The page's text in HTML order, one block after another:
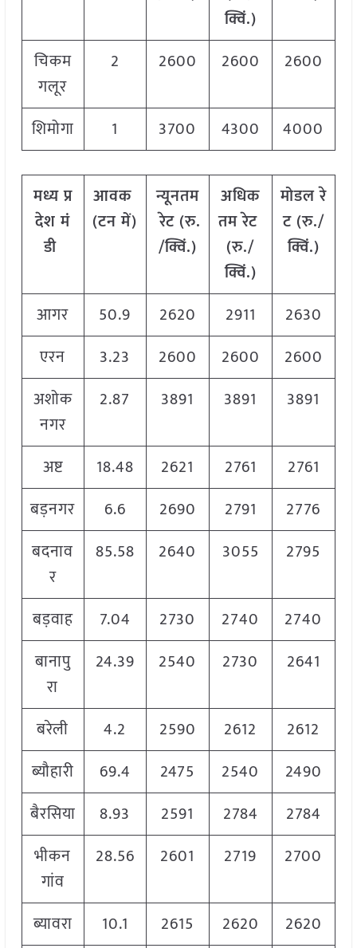
क्विं.)
चिकम
गलूर
2 2600 2600 2600
शिमोगा 1 3700 4300 4000
मध्यप्र
देश मं
डी
आवक
(टन में)
न्यूनतम
रेट(रु.
/क्विं.)
अधिक
तमरेट
(रु./
क्विं.)
मोडलरे
ट (रु./
क्विं.)
आगर 50.9 2620 2911
2630
एरन
3.23 2600 2600
2600
अशोक
नगर
2.87 3891 3891 3891
अष्ट 18.48 2621 2761
2761
बड़नगर
6.6 2690 2791
2776
बदनाव
र
85.58 2640 3055 2795
बड़वाह 7.04 2730 2740
2740
बानापु
रा
24.39 2540 2730 2641
बरेली 4.2 2590 2612
2612
ब्यौहारी
69.4 2475 2540
2490
बैरसिया
8.93 2591 2784
2784
भीकन
गांव
28.56 2601 2719 2700
ब्यावरा 10.1 2615 2620 2620